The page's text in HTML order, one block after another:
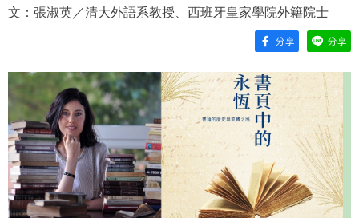
文：張淑英／清大外語系教授、西班牙皇家學院外籍院士